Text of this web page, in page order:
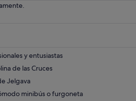
y entusiastas
de las Cruces
Jelgava
minibús o furgoneta